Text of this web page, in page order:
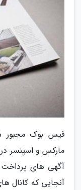
مارکس و اسپنسر در
آنجایی که کانال